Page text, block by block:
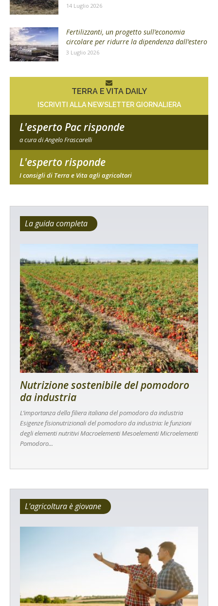
14 Luglio 2026
Fertilizzanti, un progetto sull’economia
circolare per ridurre la dipendenza dall’estero
3 Luglio 2026
TERRA E VITA DAILY
ISCRIVITI ALLA NEWSLETTER GIORNALIERA
L'esperto Pac risponde
a cura di Angelo Frascarelli
L'esperto risponde
I consigli di Terra e Vita agli agricoltori
La guida completa
Nutrizione sostenibile del pomodoro
da industria
L’importanza della filiera italiana del pomodoro da industria
Esigenze fisionutrizionali del pomodoro da industria: le funzioni
degli elementi nutritivi Macroelementi Mesoelementi Microelementi
Pomodoro...
L'agricoltura è giovane